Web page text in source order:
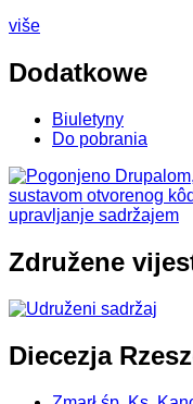
više
Dodatkowe
Biuletyny
Do pobrania
Združene
Diecezja